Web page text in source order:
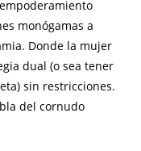
monógamas a
Donde la mujer
dual (o sea tener
sin restricciones.
del cornudo